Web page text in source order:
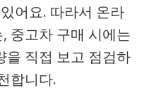
어요. 따라서 온라
중고차 구매 시에는
을 직접 보고 점검하
합니다.